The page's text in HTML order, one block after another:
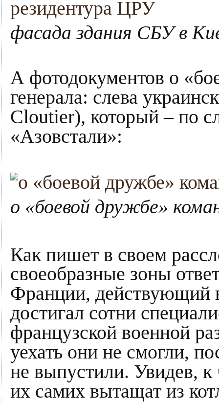
фасада здания СБУ в
А фотодокументов о
генерала: слева
Cloutier), который – по
«Азовстали»:
о «боевой дружбе»
Как пишет в своем
своеобразные зоны
Франции, действующий
достигал сотни
французской военной
уехать они не смогли,
не выпустили. Увидев, к
их самих вытащат из